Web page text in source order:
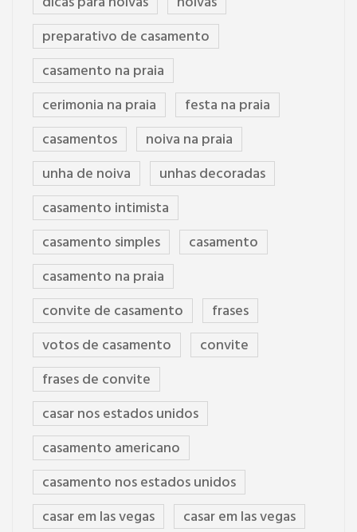
preparativo de casamento
casamento na praia
cerimonia na praia
festa na praia
casamentos
noiva na praia
unha de noiva
unhas decoradas
casamento intimista
casamento simples
casamento
casamento na praia
convite de casamento
frases
votos de casamento
convite
frases de convite
casar nos estados unidos
casamento americano
casamento nos estados unidos
casar em las vegas
casar em las vegas